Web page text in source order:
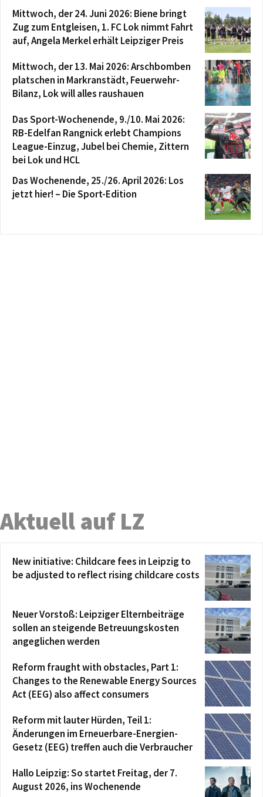
Mittwoch, der 24. Juni 2026: Biene bringt
Zug zum Entgleisen, 1. FC Lok nimmt Fahrt
auf, Angela Merkel erhält Leipziger Preis
Mittwoch, der 13. Mai 2026: Arschbomben
platschen in Markranstädt, Feuerwehr-
Bilanz, Lok will alles raushauen
Das Sport-Wochenende, 9./10. Mai 2026:
RB-Edelfan Rangnick erlebt Champions
League-Einzug, Jubel bei Chemie, Zittern
bei Lok und HCL
Das Wochenende, 25./26. April 2026: Los
jetzt hier! – Die Sport-Edition
Aktuell auf LZ
New initiative: Childcare fees in Leipzig to
be adjusted to reflect rising childcare costs
Neuer Vorstoß: Leipziger Elternbeiträge
sollen an steigende Betreuungskosten
angeglichen werden
Reform fraught with obstacles, Part 1:
Changes to the Renewable Energy Sources
Act (EEG) also affect consumers
Reform mit lauter Hürden, Teil 1:
Änderungen im Erneuerbare-Energien-
Gesetz (EEG) treffen auch die Verbraucher
Hallo Leipzig: So startet Freitag, der 7.
August 2026, ins Wochenende